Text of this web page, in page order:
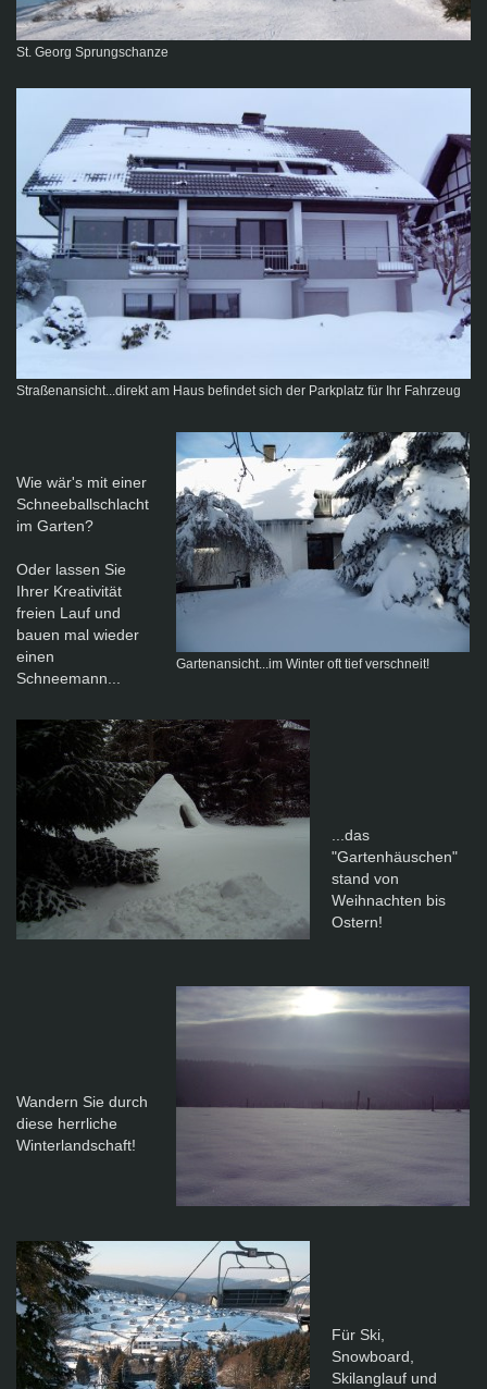
St. Georg Sprungschanze
Straßenansicht...direkt am Haus befindet sich der Parkplatz für Ihr Fahrzeug
Gartenansicht...im Winter oft tief verschneit!
Wie wär's mit einer
Schneeballschlacht
im Garten?
Oder lassen Sie
Ihrer Kreativität
freien Lauf und
bauen mal wieder
einen
Schneemann...
...das
"Gartenhäuschen"
stand von
Weihnachten bis
Ostern!
Wandern Sie durch
diese herrliche
Winterlandschaft!
Für Ski,
Snowboard,
Skilanglauf und